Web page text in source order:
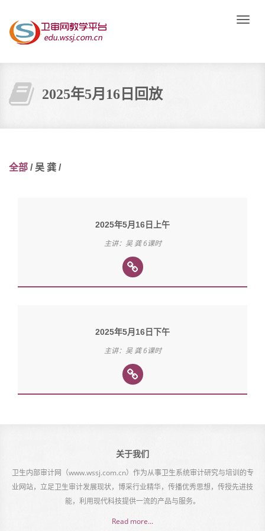
Toggle
2025年5月16日回放
全部 / 吴 龚 /
2025年5月16日上午
主讲：吴 龚 6课时
2025年5月16日下午
主讲：吴 龚 6课时
关于我们
卫生内部审计网（www.wssj.com.cn）作为从事卫生系统审计研究与培训的专
业网站，立足卫生审计发展现状，博采行业精华，传播优秀思想，传授先进技
能，利用现代科技提供一流的产品与服务。
Read more...